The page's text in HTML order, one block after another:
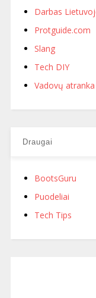
Darbas
Protguide.com
Slang
Tech DIY
Vadovų atranka
Draugai
BootsGuru
Puodeliai
Tech Tips